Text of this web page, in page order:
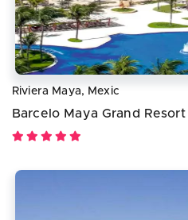
Riviera Maya, Mexic
Barcelo Maya Grand Resort